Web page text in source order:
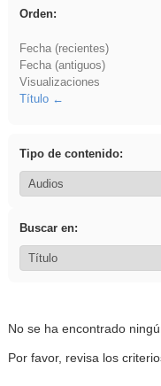
Orden:
Fecha (recientes)
Fecha (antiguos)
Visualizaciones
Título
Tipo de contenido:
Buscar en:
No se ha encontrado
Por favor, revisa los